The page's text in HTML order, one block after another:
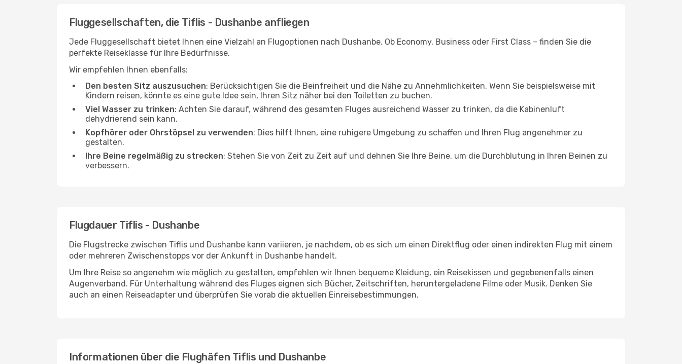
Fluggesellschaften, die Tiflis - Dushanbe anfliegen
Jede Fluggesellschaft bietet Ihnen eine Vielzahl an Flugoptionen nach Dushanbe. Ob Economy, Business oder First Class – finden Sie die
perfekte Reiseklasse für Ihre Bedürfnisse.
Wir empfehlen Ihnen ebenfalls:
Den besten Sitz auszusuchen: Berücksichtigen Sie die Beinfreiheit und die Nähe zu Annehmlichkeiten. Wenn Sie beispielsweise mit
Kindern reisen, könnte es eine gute Idee sein, Ihren Sitz näher bei den Toiletten zu buchen.
Viel Wasser zu trinken: Achten Sie darauf, während des gesamten Fluges ausreichend Wasser zu trinken, da die Kabinenluft
dehydrierend sein kann.
Kopfhörer oder Ohrstöpsel zu verwenden: Dies hilft Ihnen, eine ruhigere Umgebung zu schaffen und Ihren Flug angenehmer zu
gestalten.
Ihre Beine regelmäßig zu strecken: Stehen Sie von Zeit zu Zeit auf und dehnen Sie Ihre Beine, um die Durchblutung in Ihren Beinen zu
verbessern.
Flugdauer Tiflis - Dushanbe
Die Flugstrecke zwischen Tiflis und Dushanbe kann variieren, je nachdem, ob es sich um einen Direktflug oder einen indirekten Flug mit einem
oder mehreren Zwischenstopps vor der Ankunft in Dushanbe handelt.
Um Ihre Reise so angenehm wie möglich zu gestalten, empfehlen wir Ihnen bequeme Kleidung, ein Reisekissen und gegebenenfalls einen
Augenverband. Für Unterhaltung während des Fluges eignen sich Bücher, Zeitschriften, heruntergeladene Filme oder Musik. Denken Sie
auch an einen Reiseadapter und überprüfen Sie vorab die aktuellen Einreisebestimmungen.
Informationen über die Flughäfen Tiflis und Dushanbe